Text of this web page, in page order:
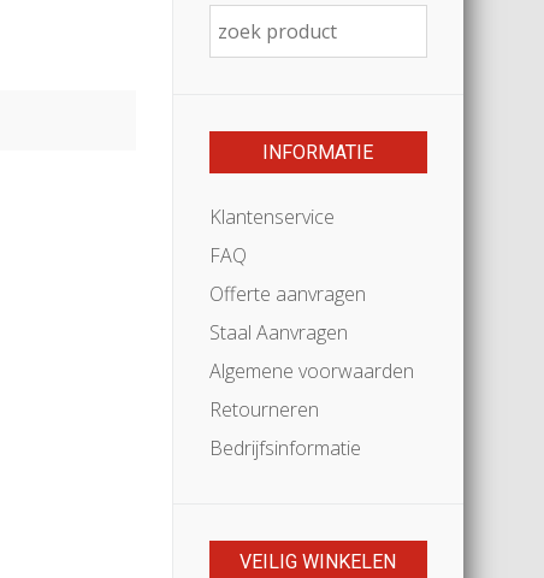
INFORMATIE
Klantenservice
FAQ
Offerte aanvragen
Staal Aanvragen
Algemene voorwaarden
Retourneren
Bedrijfsinformatie
VEILIG WINKELEN